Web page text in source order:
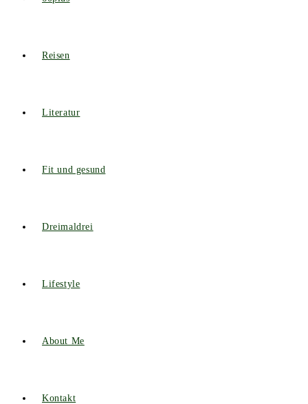
Reisen
Literatur
Fit und gesund
Dreimaldrei
Lifestyle
About Me
Kontakt